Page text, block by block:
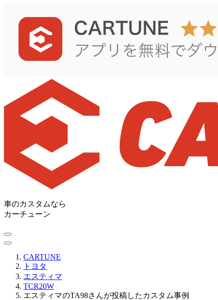
車のカスタムなら
カーチューン
CARTUNE
トヨタ
エスティマ
TCR20W
エスティマのTA98さんが投稿したカスタム事例